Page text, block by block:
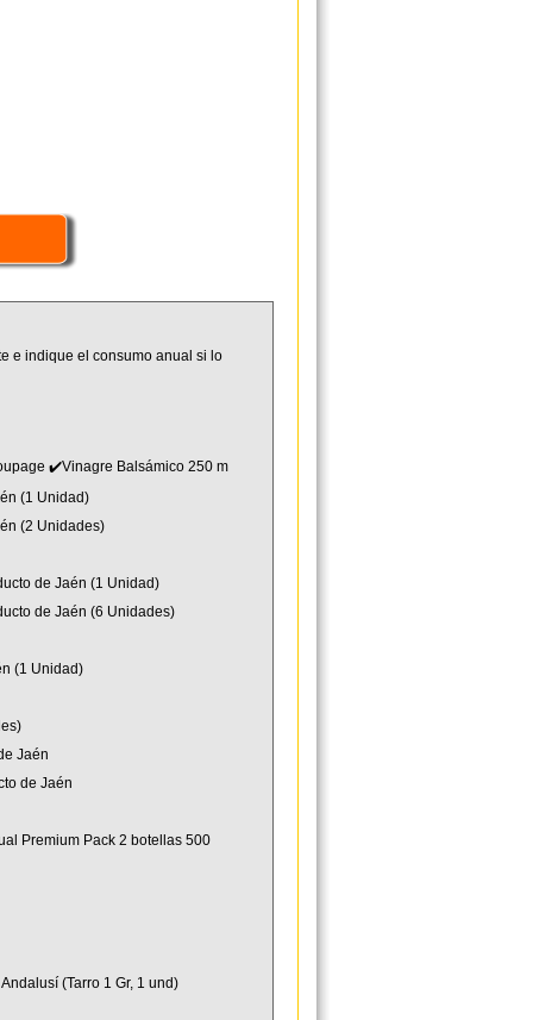
e indique el consumo anual si lo
✔️Vinagre Balsámico 250 m
(1 Unidad)
(2 Unidades)
de Jaén (1 Unidad)
de Jaén (6 Unidades)
(1 Unidad)
Jaén
de Jaén
Premium Pack 2 botellas 500
(Tarro 1 Gr, 1 und)